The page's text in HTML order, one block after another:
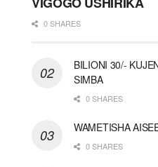
0 SHARES
BILIONI 30/-
SIMBA
0 SHARES
WAMETISHA
0 SHARES